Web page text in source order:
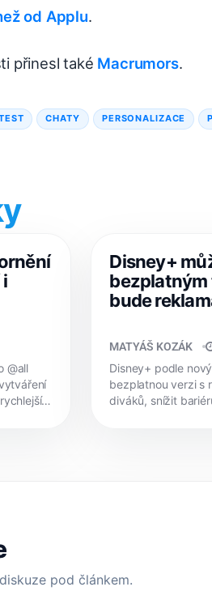
od Applu.
přinesl také Macrumors.
CHATY PERSONALIZACE
@all
Disney+
bezplatným
bude
MATYÁŠ KOZÁK
Disney+ podle
bezplatnou verzi s
diváků, snížit
pod článkem.